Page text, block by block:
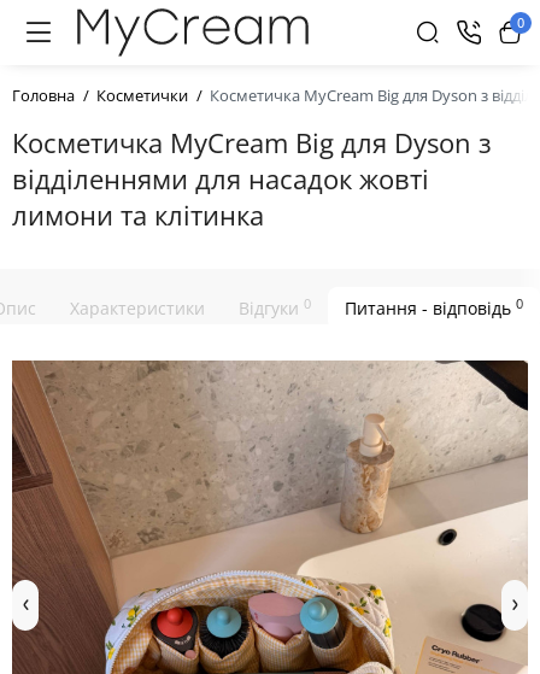
0
Головна Косметички Косметичка MyCream Big для Dyson з
Косметичка MyCream Big для Dyson з
відділеннями для насадок жовті
лимони та клітинка
Характеристики Відгуки 0 Питання - відповідь 0